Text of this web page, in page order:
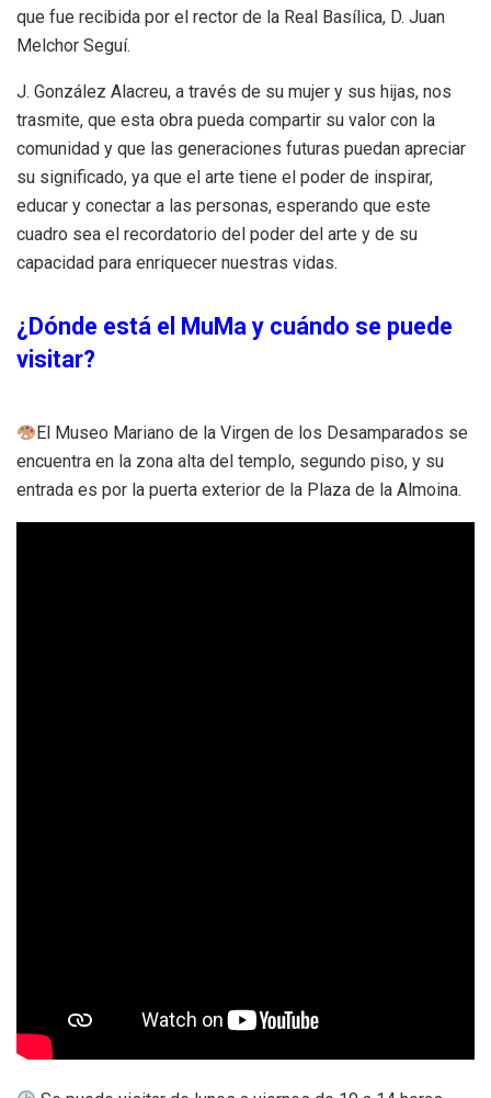
que fue recibida por el rector de la Real Basílica, D. Juan
Melchor Seguí.
J. González Alacreu, a través de su mujer y sus hijas, nos
trasmite, que esta obra pueda compartir su valor con la
comunidad y que las generaciones futuras puedan apreciar
su significado, ya que el arte tiene el poder de inspirar,
educar y conectar a las personas, esperando que este
cuadro sea el recordatorio del poder del arte y de su
capacidad para enriquecer nuestras vidas.
¿Dónde está el MuMa y cuándo se puede
visitar?
El Museo Mariano de la Virgen de los Desamparados se
encuentra en la zona alta del templo, segundo piso, y su
entrada es por la puerta exterior de la Plaza de la Almoina.